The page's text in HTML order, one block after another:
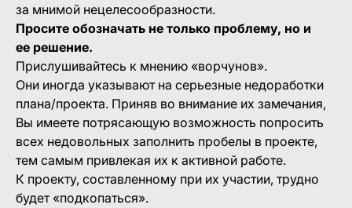
за мнимой нецелесообразности.
Просите обозначать не только проблему, но и
ее решение.
Прислушивайтесь к мнению «ворчунов».
Они иногда указывают на серьезные недоработки
плана/проекта. Приняв во внимание их замечания,
Вы имеете потрясающую возможность попросить
всех недовольных заполнить пробелы в проекте,
тем самым привлекая их к активной работе.
К проекту, составленному при их участии, трудно
будет «подкопаться».